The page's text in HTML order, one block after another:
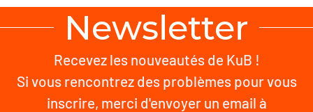
Newsletter
Recevez les nouveautés de KuB !
Si vous rencontrez des problèmes pour vous
inscrire, merci d'envoyer un email à